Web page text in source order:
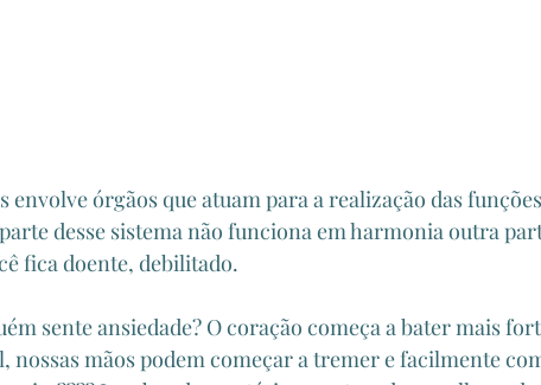
envolve órgãos que atuam para a realização das
desse sistema não funciona em harmonia outra
fica doente, debilitado.
sente ansiedade? O coração começa a bater mais
nossas mãos podem começar a tremer e facilmente